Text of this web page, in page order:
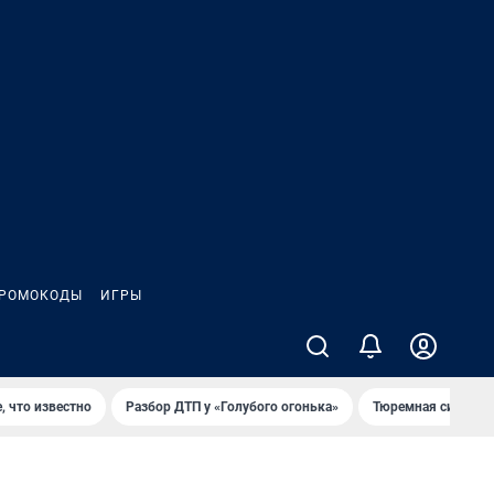
ИГРЫ
что известно Разбор ДТП у «Голубого огонька» Тюремная